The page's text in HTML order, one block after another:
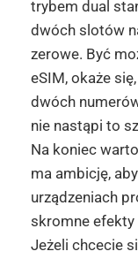
trybem dual
dwóch slotów
zerowe. Być
eSIM, okaże
dwóch
nie nastąpi to
Na koniec
ma ambicję,
urządzeniach
skromne efekty
Jeżeli chcecie